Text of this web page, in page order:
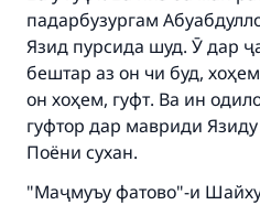
падарбузургам
Язид пурсида шуд. Ӯ дар
бештар аз он чи буд,
он хоҳем, гуфт. Ва ин
гуфтор дар мавриди
Поёни сухан.
"Маҷмуъу фатово"-и